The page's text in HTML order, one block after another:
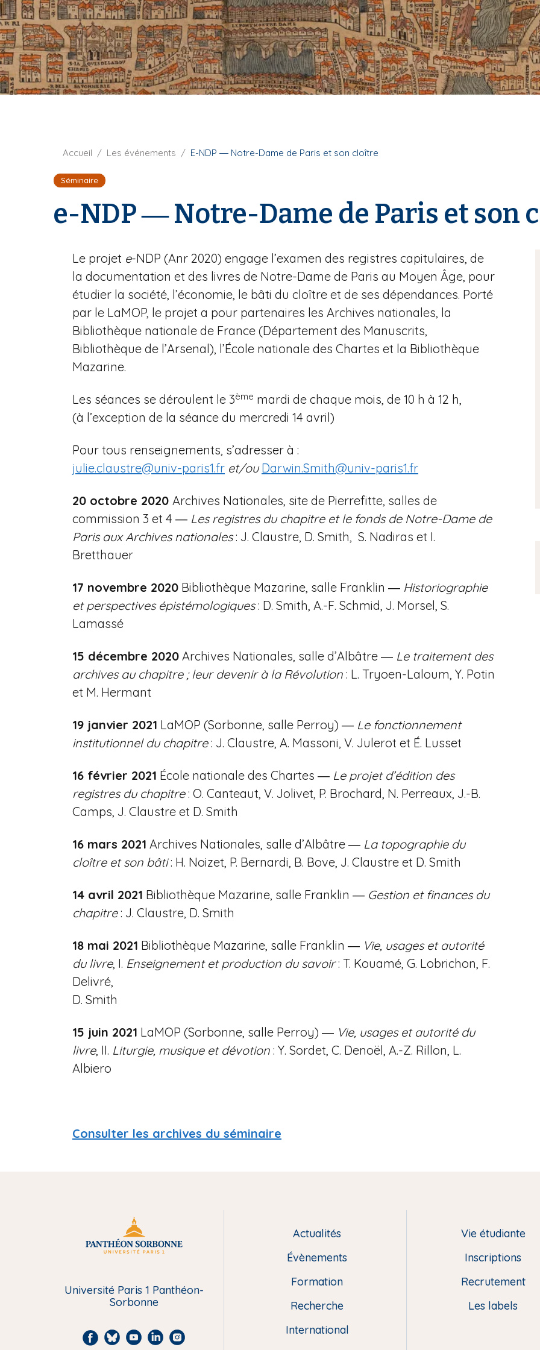
i
p
a
l
t
u
r
e
F
l
'
A
Accueil Les événements E-NDP ― Notre-Dame de Paris et son cloître
Séminaire
e-NDP ― Notre-Dame de Paris et son
Le projet e-NDP (Anr 2020) engage l’examen des registres capitulaires, de
la documentation et des livres de Notre-Dame de Paris au Moyen Âge, pour
étudier la société, l’économie, le bâti du cloître et de ses dépendances. Porté
par le LaMOP, le projet a pour partenaires les Archives nationales, la
Bibliothèque nationale de France (Département des Manuscrits,
Bibliothèque de l’Arsenal), l’École nationale des Chartes et la Bibliothèque
Mazarine.
Les séances se déroulent le 3ème mardi de chaque mois, de 10 h à 12 h,
(à l’exception de la séance du mercredi 14 avril)
Pour tous renseignements, s’adresser à :
julie.claustre@univ-paris1.fr et/ou Darwin.Smith@univ-paris1.fr
20 octobre 2020 Archives Nationales, site de Pierrefitte, salles de
commission 3 et 4 ― Les registres du chapitreet le fondsde Notre-Dame de
Paris aux Archives nationales: J. Claustre, D. Smith, S. Nadiras et I.
Bretthauer
17 novembre 2020 Bibliothèque Mazarine, salle Franklin ― Historiographie
et perspectives épistémologiques: D. Smith, A.-F. Schmid, J. Morsel, S.
Lamassé
15 décembre 2020 Archives Nationales, salle d’Albâtre ― Le traitement des
archives au chapitre ; leur devenir à la Révolution : L. Tryoen-Laloum, Y. Potin
et M. Hermant
19 janvier 2021 LaMOP (Sorbonne, salle Perroy) ― Le fonctionnement
institutionnel du chapitre: J. Claustre, A. Massoni, V. Julerot et É. Lusset
16 février 2021 École nationale des Chartes ― Le projet d’édition des
registres du chapitre: O. Canteaut, V. Jolivet, P. Brochard, N. Perreaux, J.-B.
Camps, J. Claustre et D. Smith
16 mars 2021 Archives Nationales, salle d’Albâtre ― La topographie du
cloître et son bâti: H. Noizet, P. Bernardi, B. Bove, J. Claustre et D. Smith
14 avril 2021 Bibliothèque Mazarine, salle Franklin ― Gestion et finances du
chapitre: J. Claustre, D. Smith
18 mai 2021 Bibliothèque Mazarine, salle Franklin ― Vie, usages et autorité
du livre, I. Enseignement et production du savoir: T. Kouamé, G. Lobrichon, F.
Delivré,
D. Smith
15 juin 2021 LaMOP (Sorbonne, salle Perroy) ― Vie, usages et autorité du
livre, II. Liturgie, musique et dévotion : Y. Sordet, C. Denoël, A.-Z. Rillon, L.
Albiero
Consulter les archives du séminaire
Université Paris 1 Panthéon-
Sorbonne
F B Y L I
Actualités
Évènements
Formation
Recherche
International
Vie étudiante
Inscriptions
Recrutement
Les labels